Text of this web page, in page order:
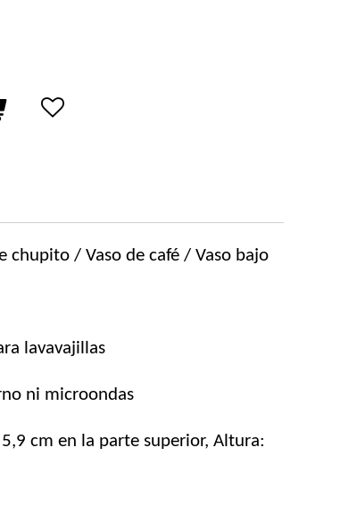
chupito / Vaso de café / Vaso bajo
lavavajillas
ni microondas
cm en la parte superior, Altura: